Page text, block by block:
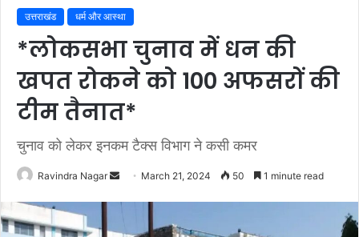
उत्तराखंड धर्म और आस्था
*लोकसभा चुनाव में धन की
खपत रोकने को 100 अफसरों की
टीम तैनात*
चुनाव को लेकर इनकम टैक्स विभाग ने कसी कमर
Ravindra Nagar
Send March 21, 2024 50 1 minute read